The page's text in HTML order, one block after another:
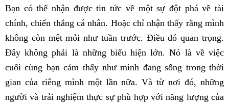
Bạn có thể nhận được tin tức về một sự đột phá về tài
chính, chiến thắng cá nhân. Hoặc chỉ nhận thấy rằng mình
không còn mệt mỏi như tuần trước. Điều đó quan trọng.
Đây không phải là những biểu hiện lớn. Nó là về việc
cuối cùng bạn cảm thấy như mình đang sống trong thời
gian của riêng mình một lần nữa. Và từ nơi đó, những
người và trải nghiệm thực sự phù hợp với năng lượng của